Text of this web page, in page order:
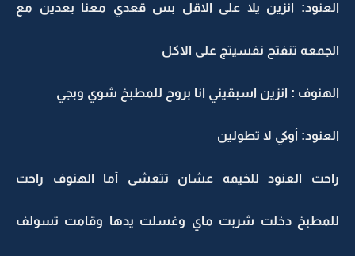
العنود: انزين يلا على الاقل بس قعدي معنا بعدين مع
الجمعه تنفتح نفسيتج على الاكل
الهنوف : انزين اسبقيني انا بروح للمطبخ شوي وبجي
العنود: أوكي لا تطولين
راحت العنود للخيمه عشان تتعشى أما الهنوف راحت
للمطبخ دخلت شربت ماي وغسلت يدها وقامت تسولف